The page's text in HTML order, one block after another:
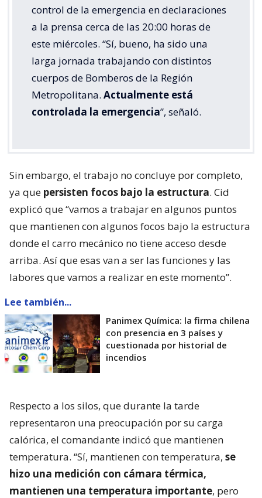
control de la emergencia en declaraciones
a la prensa cerca de las 20:00 horas de
este miércoles. “Sí, bueno, ha sido una
larga jornada trabajando con distintos
cuerpos de Bomberos de la Región
Metropolitana. Actualmente está
controlada la emergencia”, señaló.
Sin embargo, el trabajo no concluye por completo,
ya que persisten focos bajo la estructura. Cid
explicó que “vamos a trabajar en algunos puntos
que mantienen con algunos focos bajo la estructura
donde el carro mecánico no tiene acceso desde
arriba. Así que esas van a ser las funciones y las
labores que vamos a realizar en este momento”.
Lee también...
Panimex Química: la firma chilena
con presencia en 3 países y
cuestionada por historial de
incendios
Respecto a los silos, que durante la tarde
representaron una preocupación por su carga
calórica, el comandante indicó que mantienen
temperatura. “Sí, mantienen con temperatura, se
hizo una medición con cámara térmica,
mantienen una temperatura importante, pero